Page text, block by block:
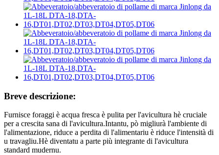
Breve descrizione:
Furnisce foraggi è acqua fresca è pulita per l'avicultura hè cruciale
per a crescita sana di l'avicultura.Intantu, pò migliurà l'ambiente di
l'alimentazione, riduce a perdita di l'alimentariu è riduce l'intensità di
u travagliu.Hè diventatu a parte più integrante di l'avicultura
standard mudernu.